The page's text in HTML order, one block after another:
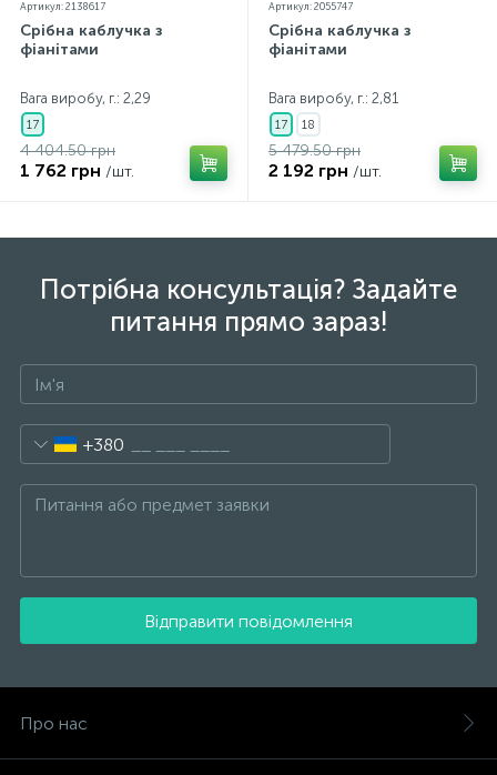
Артикул: 2138617
Срібна каблучка з
фіанітами
Вага виробу, г.: 2,29
17
4 404.50 грн
1 762 грн /шт.
Артикул: 2055747
Срібна каблучка з
фіанітами
Вага виробу, г.: 2,81
17 18
5 479.50 грн
2 192 грн /шт.
Потрібна консультація? Задайте
питання прямо зараз!
+380
Відправити повідомлення
Про нас